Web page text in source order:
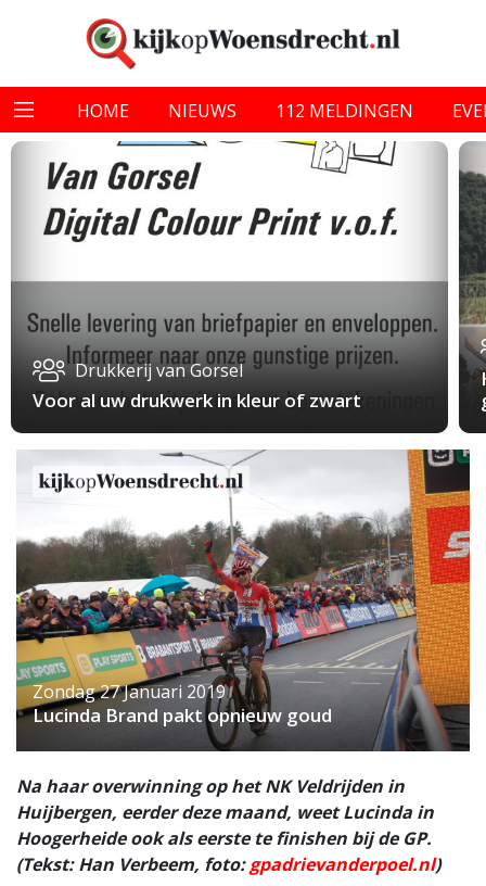
HOME NIEUWS 112 MELDINGEN
Drukkerij van Gorsel
Voor al uw drukwerk in kleur of zwart
Zondag 27 Januari 2019
Lucinda Brand pakt opnieuw goud
Na haar overwinning op het NK Veldrijden in
Huijbergen, eerder deze maand, weet Lucinda in
Hoogerheide ook als eerste te finishen bij de GP.
(Tekst: Han Verbeem, foto:gpadrievanderpoel.nl)